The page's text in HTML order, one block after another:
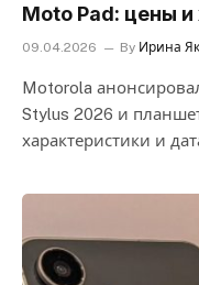
Moto Pad: цены и
09.04.2026 By Ирина
Motorola
Stylus 2026 и
характеристики и